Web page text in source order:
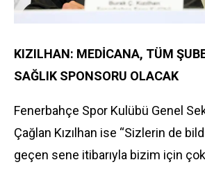
KIZILHAN: MEDİCANA, TÜM
SAĞLIK SPONSORU OLACAK
Fenerbahçe Spor Kulübü Genel
Çağlan Kızılhan ise “Sizlerin de
geçen sene itibarıyla bizim için